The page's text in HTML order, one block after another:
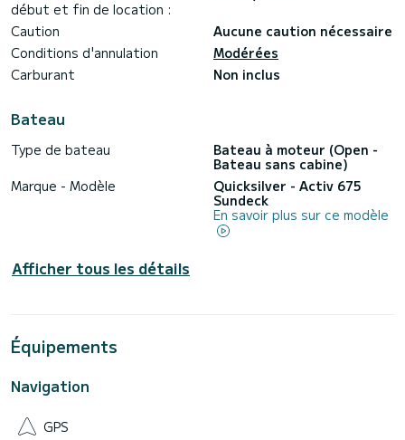
début et fin de location :
Caution
Aucune caution nécessaire
Conditions d'annulation
Modérées
Carburant
Non inclus
Bateau
Type de bateau
Bateau à moteur (Open -
Bateau sans cabine)
Marque - Modèle
Quicksilver - Activ 675
Sundeck
En savoir plus sur ce modèle
Afficher tous les détails
Équipements
Navigation
GPS